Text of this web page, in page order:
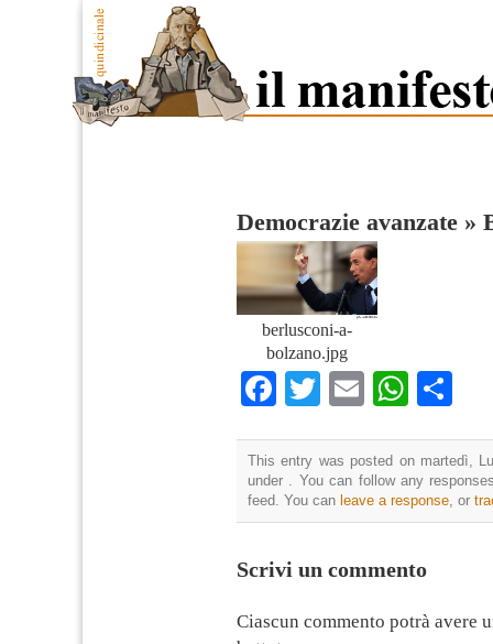
Democrazie avanzate »
berlusconi-a-
bolzano.jpg
Facebook
TwitterEmail
This entry was posted on martedì,
under . You can follow any
feed. You can leave a response , or
Scrivi un commento
Ciascun commento potrà avere